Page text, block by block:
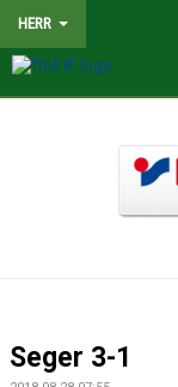
HERR
BILDGALLERI
Seger 3-1